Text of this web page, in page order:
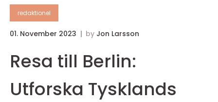
redaktionel
01. November 2023 by Jon Larsson
Resa till Berlin:
Utforska Tysklands